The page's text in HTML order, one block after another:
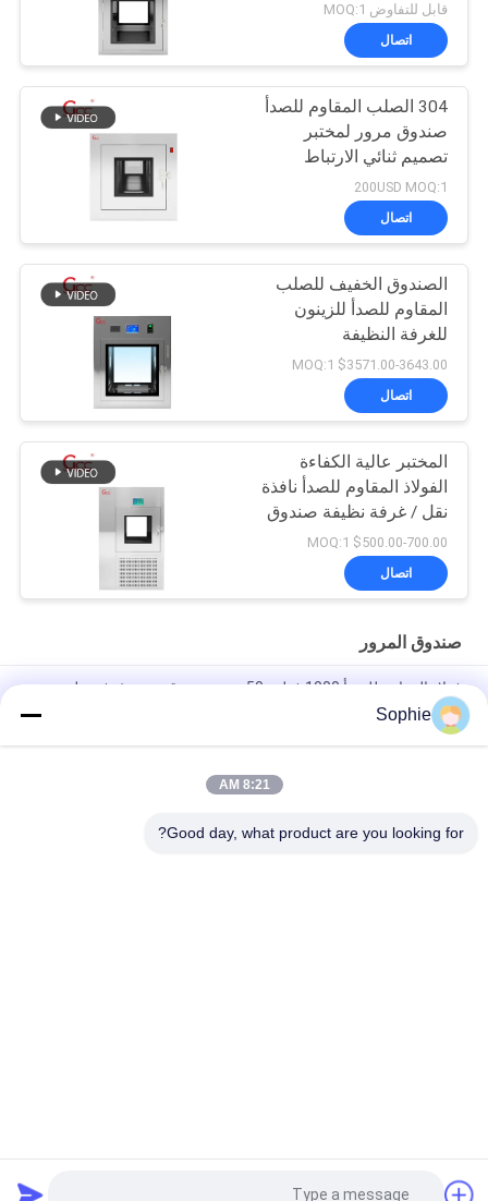
قابل للتفاوض MOQ:1
اتصال
304 الصلب المقاوم للصدأ
صندوق مرور لمختبر
تصميم ثنائي الارتباط
200USD MOQ:1
اتصال
الصندوق الخفيف للصلب
المقاوم للصدأ للزينون
للغرفة النظيفة
$3571.00-3643.00 MOQ:1
اتصال
المختبر عالية الكفاءة
الفولاذ المقاوم للصدأ نافذة
نقل / غرفة نظيفة صندوق
مرور / دش الهواء صندوق
نقل
$500.00-700.00 MOQ:1
اتصال
صندوق المرور
فولاذ المقاوم للصدأ 1000 فولت 50 هرتز صندوق مرور غرفة نظيفة
ميكانيكية
صندوق مرور غرفة الأبحاث فئة 100 للتعشيق الميكانيكي
التعشيق الإلكتروني 1100 فولت 50 هرتز يمر عبر النافذة إلى غرفة
Sophie
8:21 AM
Good day, what product are you looking for?